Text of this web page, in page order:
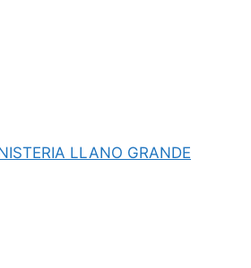
LLANO GRANDE